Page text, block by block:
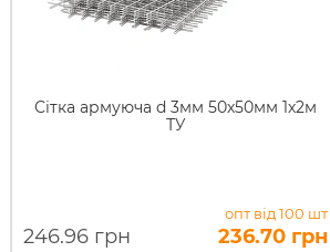
Сітка армуюча d 3мм 50х50мм 1х2м
ТУ
246.96 грн
опт від 100 шт
236.70 грн